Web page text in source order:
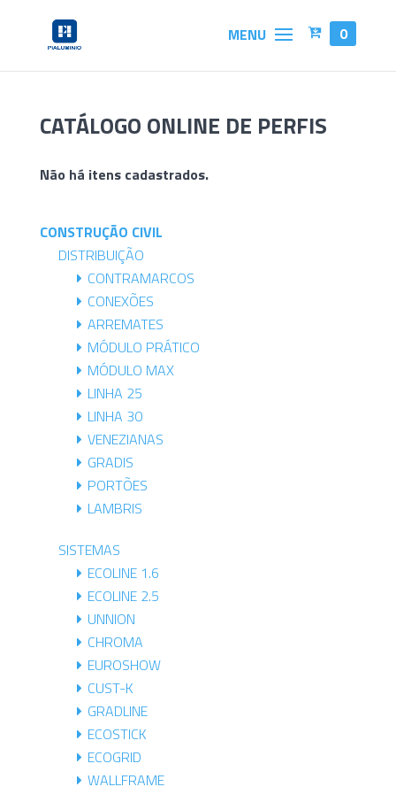
0
CATÁLOGO ONLINE DE PERFIS
Não há itens cadastrados.
CONSTRUÇÃO CIVIL
DISTRIBUIÇÃO
CONTRAMARCOS
CONEXÕES
ARREMATES
MÓDULO PRÁTICO
MÓDULO MAX
LINHA 25
LINHA 30
VENEZIANAS
GRADIS
PORTÕES
LAMBRIS
SISTEMAS
ECOLINE 1.6
ECOLINE 2.5
UNNION
CHROMA
EUROSHOW
CUST-K
GRADLINE
ECOSTICK
ECOGRID
WALLFRAME